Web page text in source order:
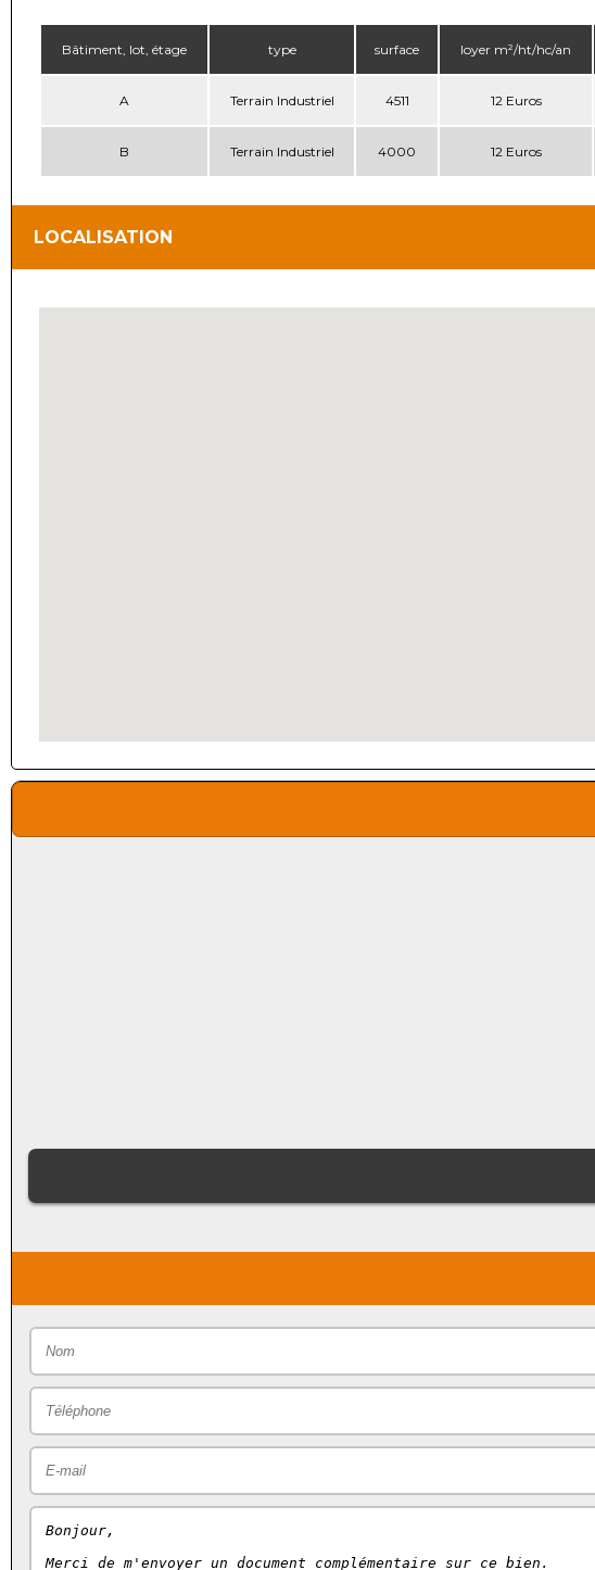
Bâtiment, lot, étage type surface loyer m²/ht/hc/an
A Terrain Industriel 4511 12 Euros
B Terrain Industriel 4000 12 Euros
LOCALISATION